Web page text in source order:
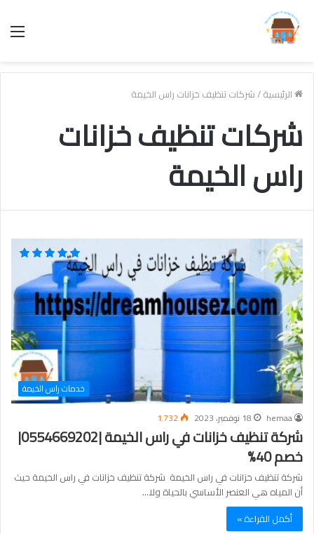
الرئيسية/شركات تنظيف خزانات راس الخيمة
شركات تنظيف خزانات
راس الخيمة
خدمات راس الخيمة
hemaa
18 نوفمبر، 2023 1٬732
شركة تنظيف خزانات في راس الخيمة |0554669202|
خصم 40%
شركة تنظيف خزانات في راس الخيمة شركة تنظيف خزانات في راس الخيمة حيث
أن المياه هي العنصر الأساسي بالحياة ولا…
أكمل القراءة »